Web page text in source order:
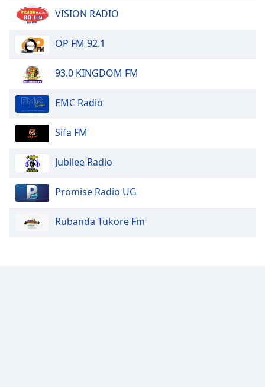
VISION RADIO
OP FM 92.1
93.0 KINGDOM FM
EMC Radio
Sifa FM
Jubilee Radio
Promise Radio UG
Rubanda Tukore Fm